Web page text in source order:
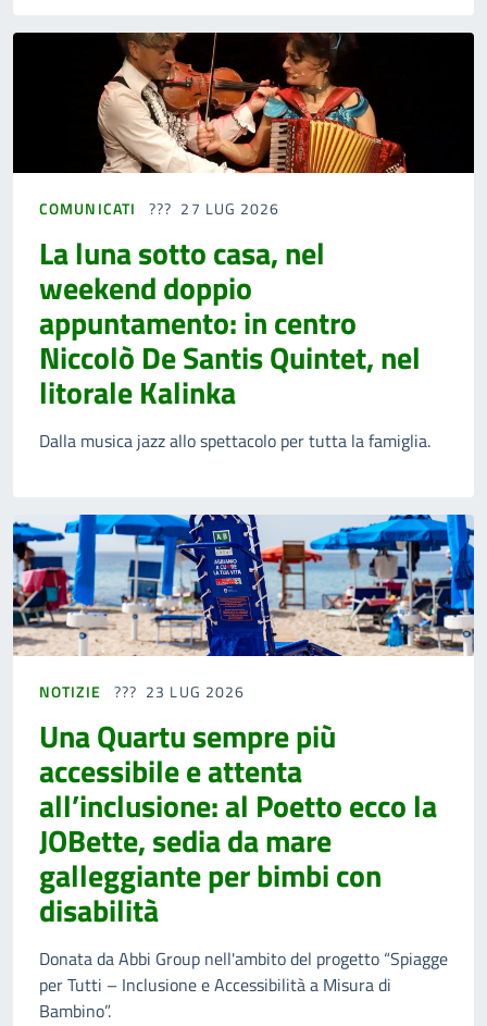
COMUNICATI 27 LUG 2026
La luna sotto casa, nel
weekend doppio
appuntamento: in centro
Niccolò De Santis Quintet, nel
litorale Kalinka
Dalla musica jazz allo spettacolo per tutta la famiglia.
NOTIZIE 23 LUG 2026
Una Quartu sempre più
accessibile e attenta
all’inclusione: al Poetto ecco la
JOBette, sedia da mare
galleggiante per bimbi con
disabilità
Donata da Abbi Group nell'ambito del progetto “Spiagge
per Tutti – Inclusione e Accessibilità a Misura di
Bambino”.